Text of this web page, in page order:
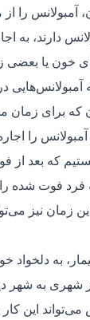
آمبولانس را
دارند، به
خون یا
که برای زمان
را
که بعد
فرد فوت شده
زمان نیز
به دلخواد
شهری به شهر
این کار